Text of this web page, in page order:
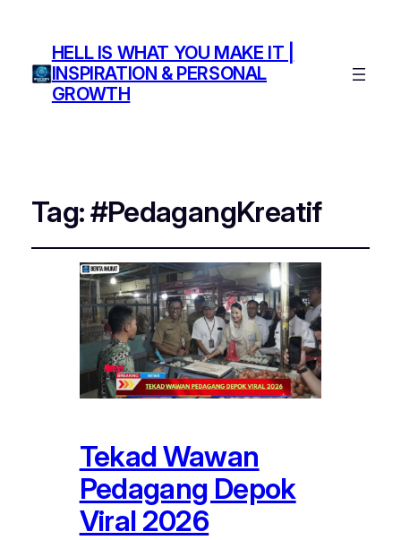
HELL IS WHAT YOU MAKE IT |
INSPIRATION & PERSONAL
GROWTH
Tag:#PedagangKreatif
Tekad Wawan
Pedagang Depok
Viral 2026